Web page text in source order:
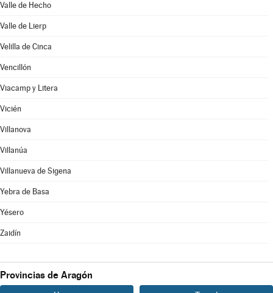
Valle de Hecho
Valle de Lierp
Velilla de Cinca
Vencillón
Viacamp y Litera
Vicién
Villanova
Villanúa
Villanueva de Sigena
Yebra de Basa
Yésero
Zaidín
Provincias de Aragón